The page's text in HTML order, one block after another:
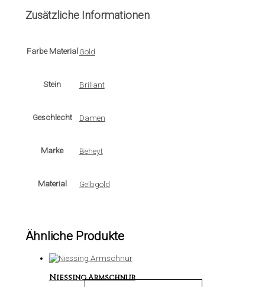
Zusätzliche Informationen
Farbe Material Gold
Stein Brillant
Geschlecht Damen
Marke Beheyt
Material Gelbgold
Ähnliche Produkte
Niessing Armschnur